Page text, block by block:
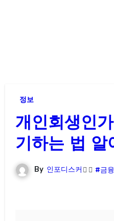
정보
개인회생인
기하는 법 알
By 인포디스커 #금